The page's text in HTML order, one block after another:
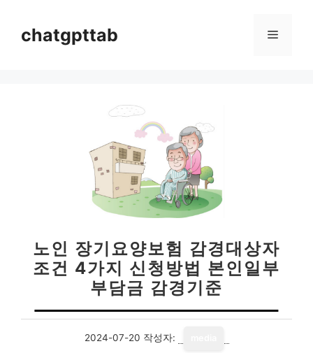
chatgpttab 메
노인 장기요양보험 감경대상자
조건 4가지 신청방법 본인일부
부담금 감경기준
2024-07-20 작성자: